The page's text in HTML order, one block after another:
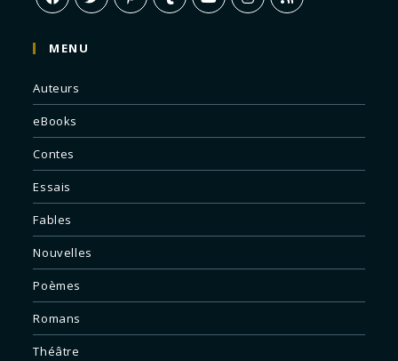
MENU
Auteurs
eBooks
Contes
Essais
Fables
Nouvelles
Poèmes
Romans
Théâtre